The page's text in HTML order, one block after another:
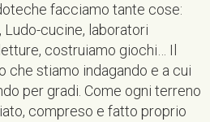
facciamo tante cose:
Ludo-cucine, laboratori
costruiamo giochi… Il
che stiamo indagando e a cui
per gradi. Come ogni terreno
compreso e fatto proprio